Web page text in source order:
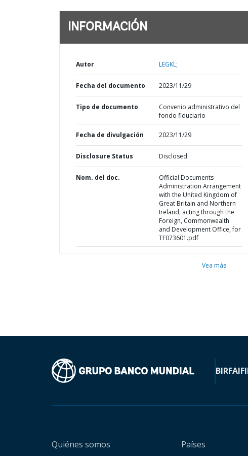
INFORMACIÓN
Autor LEGKL;
Fecha del documento 2023/11/29
Tipo de documento
Convenio administrativo del
fondo fiduciario
Fecha de divulgación 2023/11/29
Disclosure Status Disclosed
Nom. del doc.
Official Documents-
Administration Arrangement
with the United Kingdom of
Great Britain and Northern
Ireland, acting through the
Foreign, Commonwealth
and Development Office, for
TF073601.pdf
Vea más
BIRFAIF
Quiénes somos Países